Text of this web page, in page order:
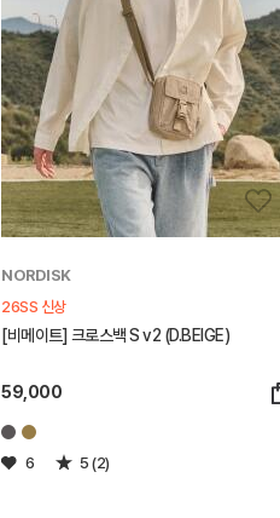
NORDISK
26SS 신상
[비메이트] 크로스백 S v2 (D.BEIGE)
59,000
6 5 (2)